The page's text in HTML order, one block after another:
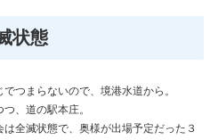
状態
つまらないので、境港水道から。
、道の駅本庄。
全滅状態で、奥様が出場予定だった３